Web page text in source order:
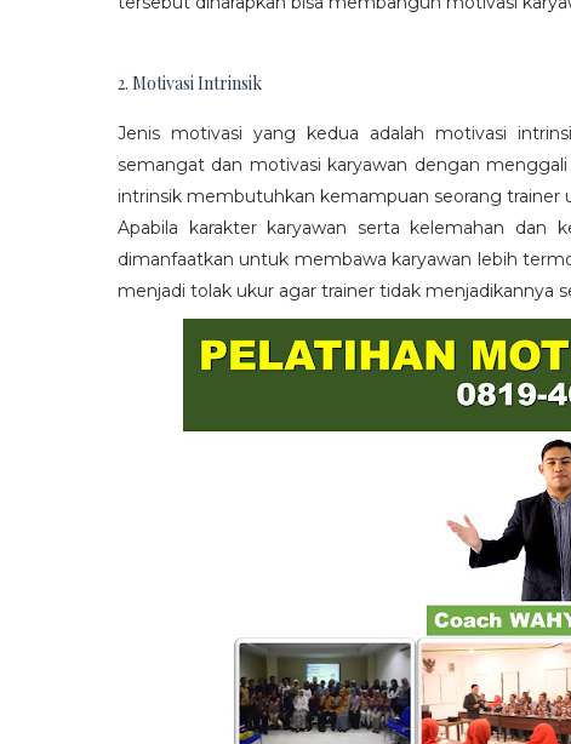
2. Motivasi Intrinsik
Jenis motivasi yang kedua adalah motivasi
semangat dan motivasi karyawan dengan
intrinsik membutuhkan kemampuan seorang trainer
Apabila karakter karyawan serta kelemahan dan
dimanfaatkan untuk membawa karyawan lebih
menjadi tolak ukur agar trainer tidak menjadikannya